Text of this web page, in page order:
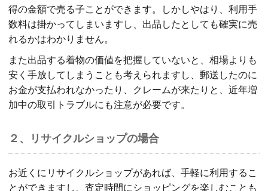
得の金額で売る子ことができます。しかしやはり、利用手
数料は掛かってしまいますし、出品したとしても確実に売
れるかはわかりません。
また出品する着物の価値を把握していないと、相場よりも
安く手放してしまうことも考えられますし、郵送したのに
お金が支払われなかったり、クレームが来たりと、近年増
加中の取引トラブルにも注意が必要です。
２、リサイクルショップの場合
お近くにリサイクルショップがあれば、手軽に利用するこ
とができますし、査定時間にショッピングを楽しむことも